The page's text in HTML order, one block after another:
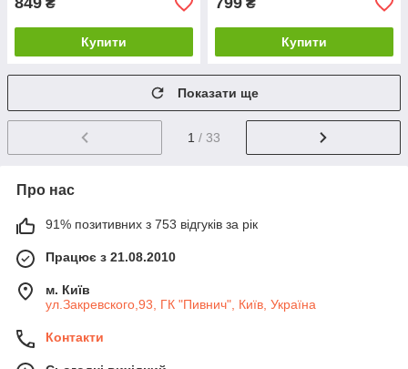
₴
Купити
₴
Купити
Показати ще
1 / 33
Про нас
91% позитивних з 753 відгуків за рік
Працює з 21.08.2010
м. Київ
ул.Закревского,93, ГК "Пивнич", Київ, Україна
Контакти